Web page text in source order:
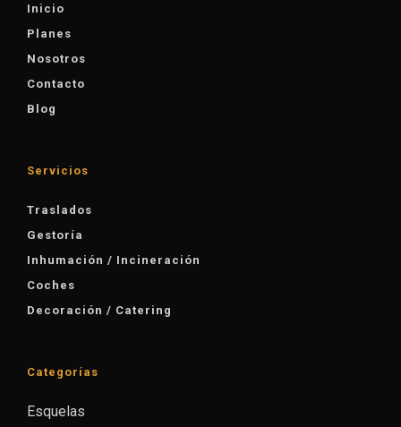
Inicio
Planes
Nosotros
Contacto
Blog
Servicios
Traslados
Gestoría
Inhumación / Incineración
Coches
Decoración / Catering
Categorías
Esquelas